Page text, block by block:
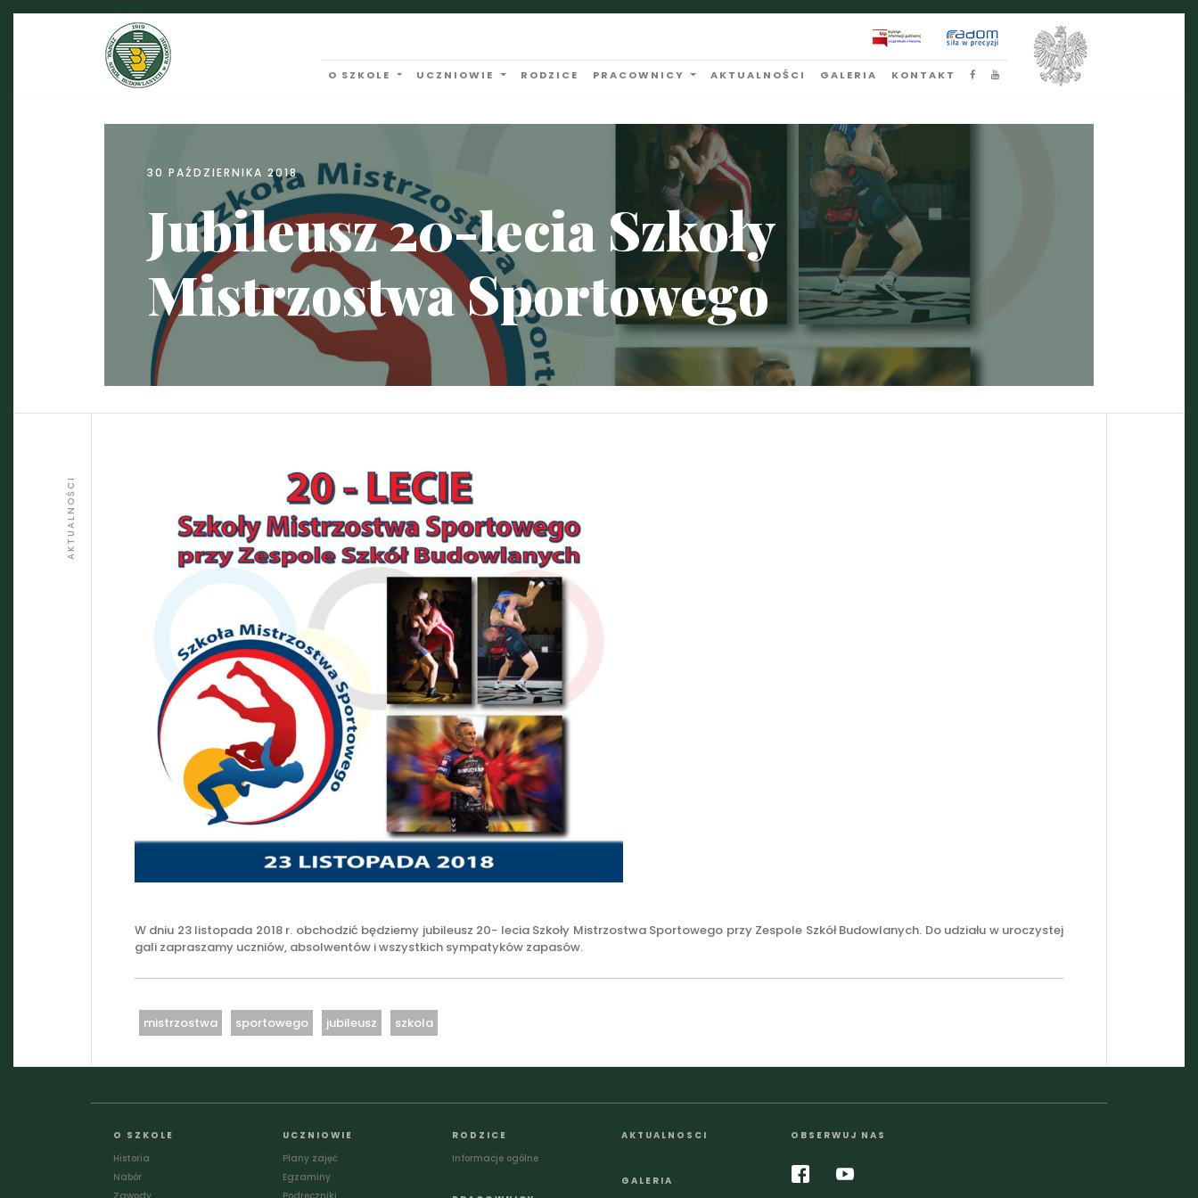
O SZKOLE UCZNIOWIE RODZICE PRACOWNICY AKTUALNOŚCI GALERIA KONTAKT
30 PAŹDZIERNIKA 2018
Jubileusz 20-lecia Szkoły
Mistrzostwa Sportowego
AKTUALNOŚCI
W dniu 23 listopada 2018 r. obchodzić będziemy jubileusz 20- lecia Szkoły Mistrzostwa Sportowego przy Zespole Szkół Budowlanych. Do udziału w uroczystej
gali zapraszamy uczniów, absolwentów i wszystkich sympatyków zapasów.
mistrzostwa sportowego jubileusz szkola
O SZKOLE
Historia
Nabór
UCZNIOWIE
Plany zajęć
Egzaminy
RODZICE
Informacje ogólne
AKTUALNOSCI
GALERIA
OBSERWUJ NAS